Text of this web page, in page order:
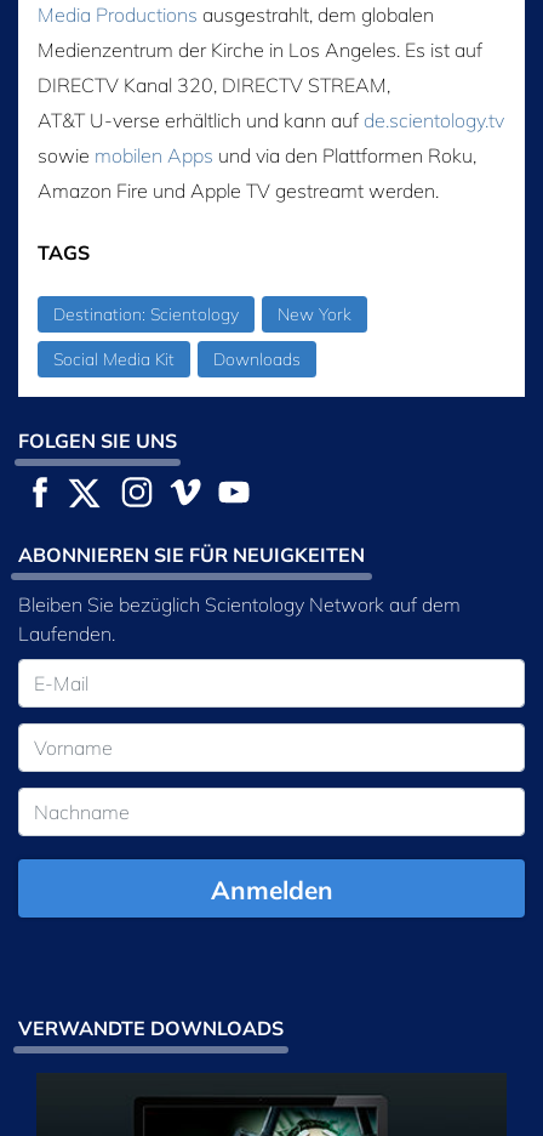
Media Productions ausgestrahlt, dem globalen
Medienzentrum der Kirche in Los Angeles. Es ist auf
DIRECTV Kanal 320, DIRECTV STREAM,
AT&T U‑verse erhältlich und kann auf de.scientology.tv
sowie mobilen Apps und via den Plattformen Roku,
Amazon Fire und Apple TV gestreamt werden.
TAGS
Destination: Scientology New York
Social Media Kit Downloads
FOLGEN SIE UNS
ABONNIEREN SIE FÜR NEUIGKEITEN
Bleiben Sie bezüglich Scientology Network auf dem
Laufenden.
Anmelden
VERWANDTE DOWNLOADS